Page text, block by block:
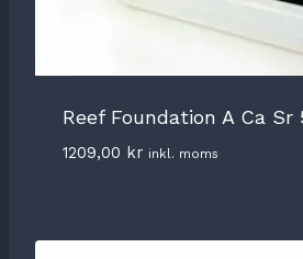
Reef Foundation A Ca Sr
1209,00 kr inkl. moms